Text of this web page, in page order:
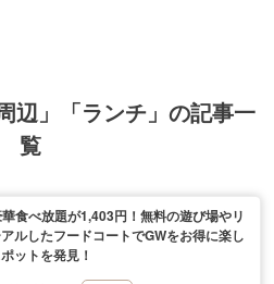
辺」「ランチ」の記事一
覧
食べ放題が1,403円！無料の遊び場やリ
ルしたフードコートでGWをお得に楽し
ットを発見！